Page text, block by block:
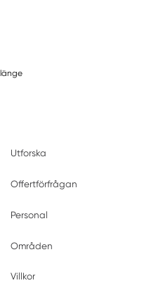
Utforska
Offertförfrågan
Personal
Områden
Villkor